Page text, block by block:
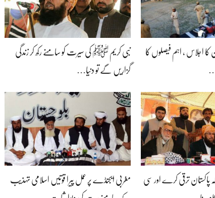
کا اجلاس ، اہم فیصلوں کا نبی کریم ﷺ کی سیرت کو سامنے رکھ کر زندگی
گزاریں گے تو دنیا…
پاکستان ترقی کرے اور سی مغربی ایجنڈے پر عمل پیرا قوتیں اسلامی تہذیب